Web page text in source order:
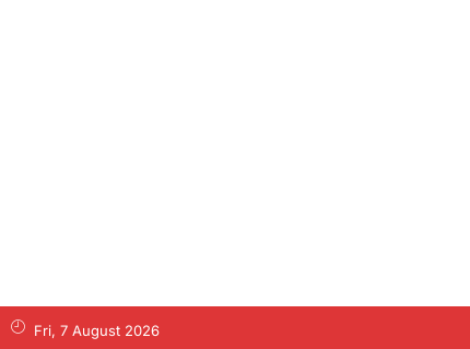
Fri, 7 August 2026